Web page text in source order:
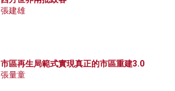
張建雄
市區再生局範式實現真正的市區重建3.0
張量童